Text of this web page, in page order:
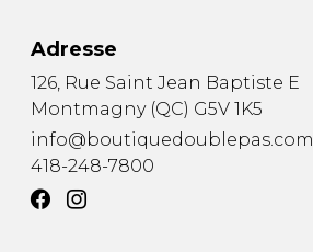
Adresse
126, Rue Saint Jean Baptiste E
Montmagny (QC) G5V 1K5
info@boutiquedoublepas.com
418-248-7800